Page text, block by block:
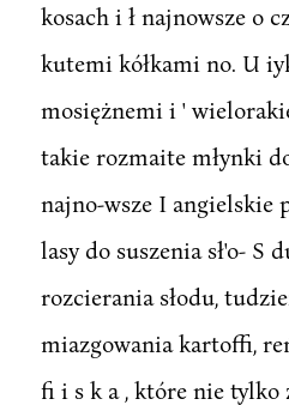
kosach i ł najnowsze o
kutemi kółkami no. U
mosiężnemi i '
takie rozmaite młynki
najno-wsze I angielskie
lasy do suszenia sł'o- S
rozcierania słodu,
miazgowania kartoffi,
fi i s k a , które nie tylko